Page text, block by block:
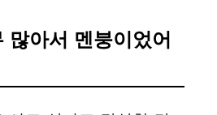
d
e
많아서 멘붕이었어